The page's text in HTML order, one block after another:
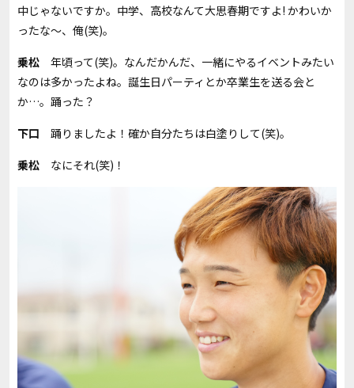
中じゃないですか。中学、高校なんて大思春期ですよ! かわいか
ったな～、俺(笑)。
乗松 年頃って(笑)。なんだかんだ、一緒にやるイベントみたい
なのは多かったよね。誕生日パーティとか卒業生を送る会と
か…。踊った？
下口 踊りましたよ！確か自分たちは白塗りして(笑)。
乗松 なにそれ(笑)！